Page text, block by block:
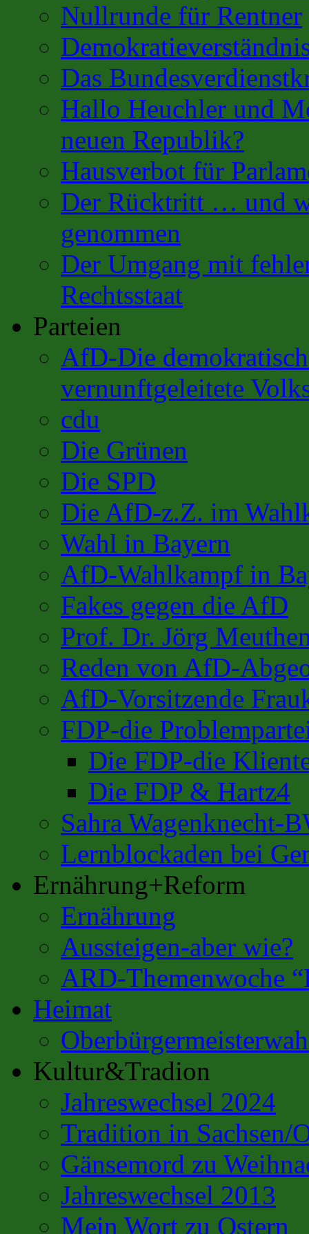
Nullrunde für Rentner
Das
Hallo Heuchler und
neuen Republik?
Hausverbot für
Der Rücktritt … und
genommen
Der Umgang mit
Rechtsstaat
Parteien
AfD-Die
vernunftgeleitete
cdu
Die Grünen
Die SPD
Die AfD-z.Z. im
Wahl in Bayern
AfD-Wahlkampf in
Fakes gegen die AfD
Prof. Dr. Jörg
Reden von AfD-
AfD-Vorsitzende
FDP-die
Die FDP-die
Die FDP & Hartz4
Sahra Wagenknecht-
Lernblockaden bei
Ernährung+Reform
Ernährung
Aussteigen-aber wie?
ARD-Themenwoche
Heimat
Kultur&Tradion
Jahreswechsel 2024
Tradition in Sachsen/
Gänsemord zu
Jahreswechsel 2013
Mein Wort zu Ostern